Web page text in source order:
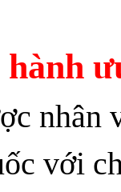
hành
với